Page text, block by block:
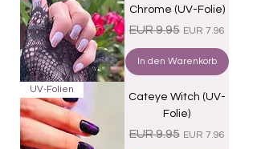
Chrome (UV-Folie)
Standardpreis
EUR 9.95 Sale-Preis
EUR 7.96
In den Warenkorb
UV-Folien
Cateye Witch (UV-
Folie)
Standardpreis
EUR 9.95 Sale-Preis
EUR 7.96